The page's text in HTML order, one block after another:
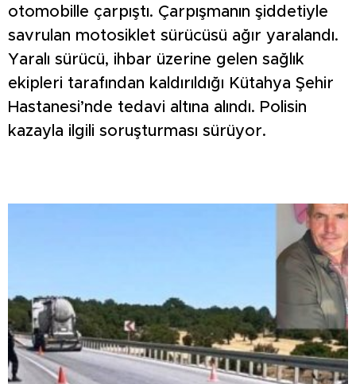
otomobille çarpıştı. Çarpışmanın şiddetiyle
savrulan motosiklet sürücüsü ağır yaralandı.
Yaralı sürücü, ihbar üzerine gelen sağlık
ekipleri tarafından kaldırıldığı Kütahya Şehir
Hastanesi’nde tedavi altına alındı. Polisin
kazayla ilgili soruşturması sürüyor.